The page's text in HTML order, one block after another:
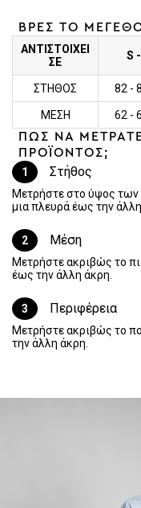
ΒΡΕΣ ΤΟ
ΑΝΤΙΣΤΟΙΧΕΙ
ΣΕ
S
ΣΤΗΘΟΣ 82 -
ΜΕΣΗ 62 -
ΠΩΣ ΝΑ
ΠΡΟΪΟΝΤΟΣ;
1
Στήθος
Μετρήστε στο ύψος
μια πλευρά έως την άλλη.
2 Μέση
Μετρήστε ακριβώς το
έως την άλλη άκρη.
3 Περιφέρεια
Μετρήστε ακριβώς το
την άλλη άκρη.